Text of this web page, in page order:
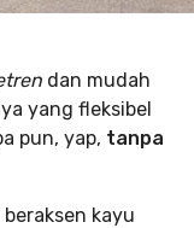
dan mudah
yang fleksibel
pun, yap, tanpa
kayu